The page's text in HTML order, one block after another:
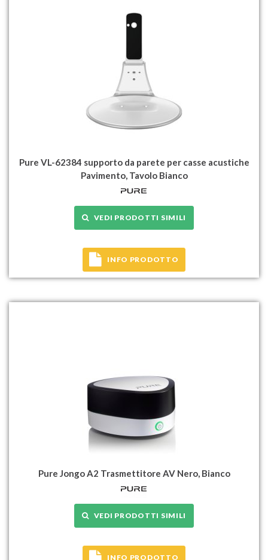
Pure VL-62384 supporto da parete per casse acustiche
Pavimento, Tavolo Bianco
VEDI PRODOTTI SIMILI
INFO PRODOTTO
Pure Jongo A2 Trasmettitore AV Nero, Bianco
VEDI PRODOTTI SIMILI
INFO PRODOTTO